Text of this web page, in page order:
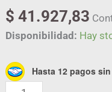
$ 41.927,83
Disponibilidad: Hay
Hasta 12 pagos